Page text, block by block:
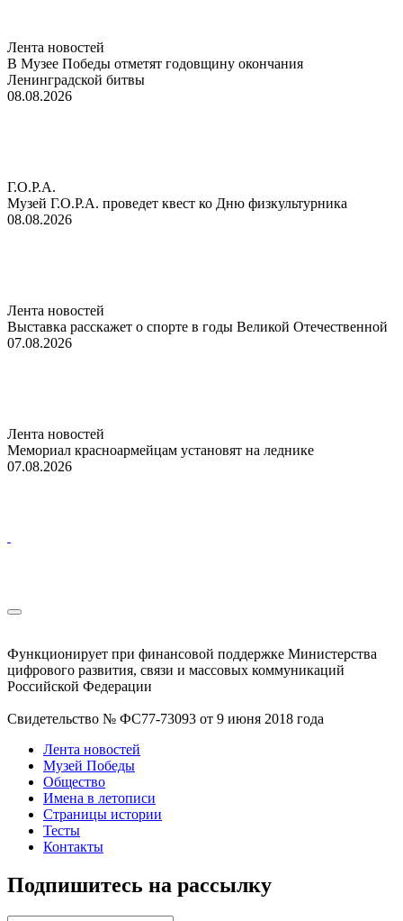
Лента новостей
В Музее Победы отметят годовщину окончания
Ленинградской битвы
08.08.2026
Г.О.Р.А.
Музей Г.О.Р.А. проведет квест ко Дню физкультурника
08.08.2026
Лента новостей
Выставка расскажет о спорте в годы Великой Отечественной
07.08.2026
Лента новостей
Мемориал красноармейцам установят на леднике
07.08.2026
Функционирует при финансовой поддержке Министерства
цифрового развития, связи и массовых коммуникаций
Российской Федерации
Свидетельство № ФС77-73093 от 9 июня 2018 года
Лента новостей
Музей Победы
Общество
Имена в летописи
Страницы истории
Тесты
Контакты
Подпишитесь на рассылку